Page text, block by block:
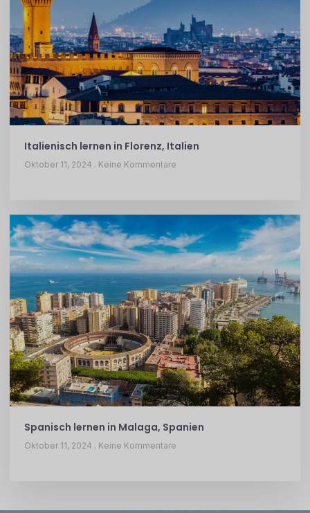
Italienisch lernen in Florenz, Italien
Oktober 11, 2024 Keine Kommentare
Spanisch lernen in Malaga, Spanien
Oktober 11, 2024 Keine Kommentare